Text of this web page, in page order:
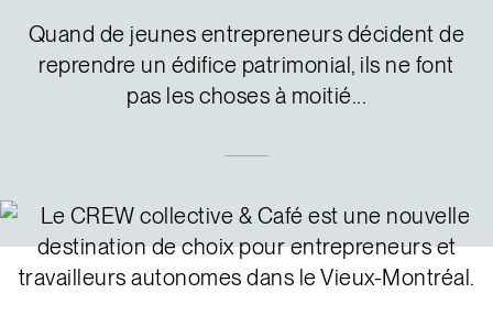
Quand de jeunes entrepreneurs décident de
reprendre un édifice patrimonial, ils ne font
pas les choses à moitié...